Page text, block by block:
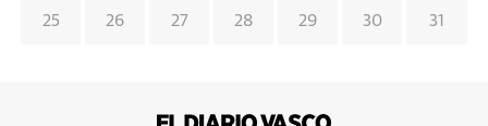
25 26 27 28 29 30 31